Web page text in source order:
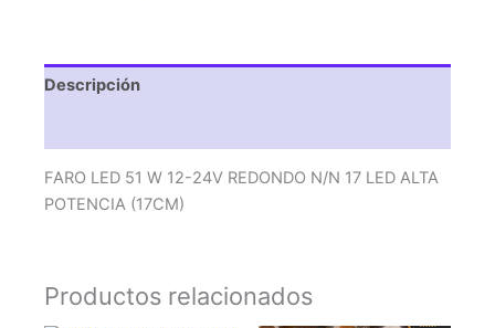
17
LED
POTENCIA
(17CM)
cantidad
Descripción
FARO LED 51 W 12-24V REDONDO N/N 17 LED ALTA
POTENCIA (17CM)
Productos relacionados